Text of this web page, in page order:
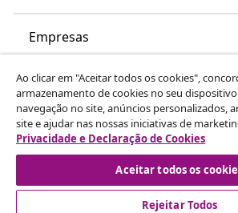
Empresas
vidaXL
Descubra mais
Ao clicar em "Aceitar todos os cookies",
armazenamento de cookies no seu
navegação no site, anúncios personalizados,
site e ajudar nas nossas iniciativas de
Privacidade e Declaração de Cookies
Aceitar todos os
Rejeitar Todos